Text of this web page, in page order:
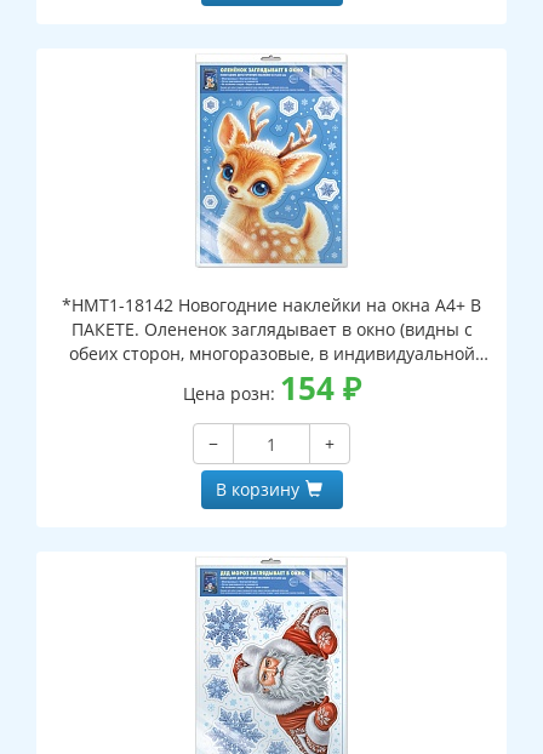
*НМТ1-18142 Новогодние наклейки на окна А4+ В
ПАКЕТЕ. Олененок заглядывает в окно (видны с
обеих сторон, многоразовые, в индивидуальной
упаковке, с европодвесом и клеевым клапаном)
Цена розн: 154₽
−
+
В корзину